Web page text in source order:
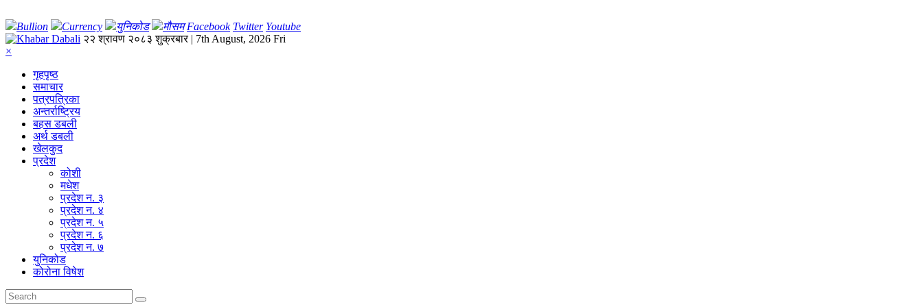
Bullion Currency युनिकोड मौसम Facebook Twitter Youtube
२२ श्रावण २०८३ शुक्रबार | 7th August, 2026 Fri
×
गृहपृष्‍ठ
समाचार
पत्रपत्रिका
अन्तर्राष्ट्रिय
बहस डबली
अर्थ डबली
खेलकुद
प्रदेश
कोशी
मधेश
प्रदेश न. ३
प्रदेश न. ४
प्रदेश न. ५
प्रदेश न. ६
प्रदेश न. ७
युनिकोड
कोरोना विषेश